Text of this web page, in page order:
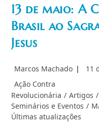
13 de maio: A
Brasil ao
Jesus
Autor
post:
Marcos Machado
Post
11
Categoria
do
post:
Ação Contra
Revolucionária / Artigos /
Seminários e Eventos /
Últimas atualizações